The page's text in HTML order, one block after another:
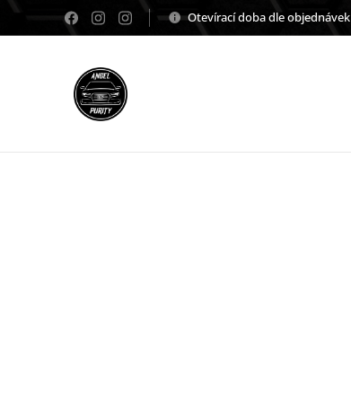
Otevírací doba dle objednávek